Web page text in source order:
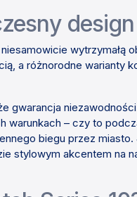
design
wytrzymałą
a różnorodne warianty
gwarancja
warunkach – czy to
biegu przez
stylowym akcentem na